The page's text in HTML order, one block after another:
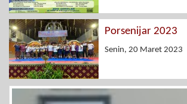
Porsenijar 2023
Senin, 20 Maret 2023